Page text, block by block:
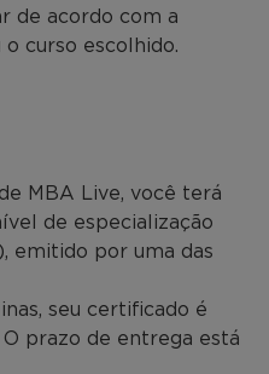
de acordo com a
curso escolhido.
MBA Live, você terá
de especialização
emitido por uma das
seu certificado é
prazo de entrega está